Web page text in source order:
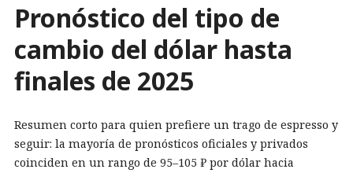
Pronóstico del tipo de
cambio del dólar hasta
finales de 2025
Resumen corto para quien prefiere un trago de espresso y
seguir: la mayoría de pronósticos oficiales y privados
coinciden en un rango de 95–105 ₽ por dólar hacia